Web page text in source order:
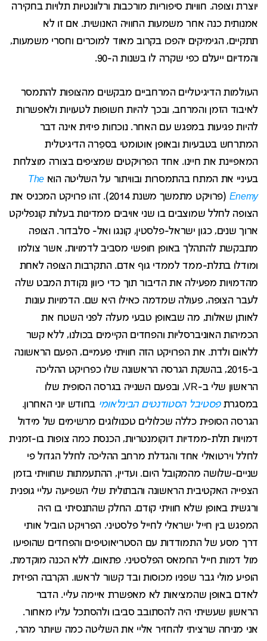
יוצרת וצופה. חוויות סיפוריות מורכבות ורלוונטיות תלויות בחקירה
אמנותית כנה אחר משמעות החוויה האנושית. אם זו לא
תתקיים, הגימיקים יהפכו בקרוב מאוד למוכרים וחסרי משמעות,
והמדיום ייעלם כפי שקרה לו בשנות ה-90.
העולמות הדיגיטליים המרחביים מבקשים מהצופות להתמסר
לאיבוד הזמן והמרחב, ובכך להיות חשופות לטעויות ולאפשרות
להיות פגיעות במפגש עם האחר. נוכחות פיזית אינה דבר
המתרחש בטבעיות ובאופן אוטומטי בספֵרה הדיגיטלית
המאפיינת את חיינו. אחד הפרויקטים שמציפים בצורה מוצלחת
בעיניי את המתח בהתמסרות ובוויתור על השליטה הוא The
Enemy
(פרויקט מתמשך משנת 2014). זהו פרויקט המכניס את
הצופה לחלל שמוצבים בו שני אויבים ממדינות בעלות קונפליקט
ארוך שנים, כגון ישראל-פלסטין, קונגו ואל- סלבדור. הצופה
מתבקשת להתהלך באופן חופשי מסביב לדמויות, אשר צולמו
ומודלו בתלת-ממד לממדי גוף אדם. התקרבות הצופה לאחת
מהדמויות מפעילה את הדיבור תוך כדי כיוון נקודת המבט שלה
לעבר הצופה, פעולה שמדמה כאילו היא שם. הדמויות עונות
לאותן שאלות, מה שבאופן טבעי מעלה לפני השטח את
הכמיהות האוניברסליות והפחדים הקיימים בכולנו, ללא קשר
ללאום ולדת. את הפרויקט הזה חוויתי פעמיים, הפעם הראשונה
ב-2015, בהשקת הגרסה הראשונה שלו כפרויקט ההליכה
הראשון שלי ב-VR, ובפעם השנייה בגרסה הסופית שלו
במסגרתפסטיבל הסטודנטים הבינלאומי בחודש יוני האחרון.
הגרסה הסופית כללה שכלולים טכנולוגים מרשימים של מידול
דמויות תלת-ממדיות דוקומנטריות, הכנסת כמה צופות בו-זמנית
לחלל וירטואלי אחד והגדלת מרחב ההליכה לחלל הגדול פי
שניים-שלושה מהמקובל היום. ועדיין, ההתעמתות שחוויתי בזמן
הצפייה האקטיבית הראשונה והבתולית שלי השפיעה עליי גופנית
ורגשית באופן שלא חוויתי קודם. החלק שהתנסיתי בו היה
המפגש בין חייל ישראלי לחייל פלסטיני. הפרויקט הוביל אותי
דרך מסע של התמודדות עם הסטריאוטיפים והפחדים שהופיעו
מול דמות חייל החמאס הפלסטיני. פתאום, ללא הכנה מוקדמת,
הופיע מולי גבר שפניו מכוסות ובד קשור לראשו. הקרבה הפיזית
לאדם באופן שהמציאות לא מאפשרת איימה עליי. הדבר
הראשון שעשיתי היה להסתובב סביבו ולהסתכל עליו מאחור.
אני מניחה שרציתי להחזיר אליי את השליטה כמה שיותר מהר,